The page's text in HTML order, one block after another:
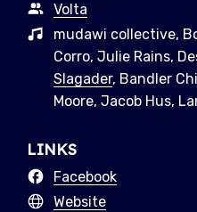
Volta
mudawi collective,
Corro, Julie Rains,
Slagader, Bandler
Moore, Jacob Hus,
LINKS
Facebook
Website